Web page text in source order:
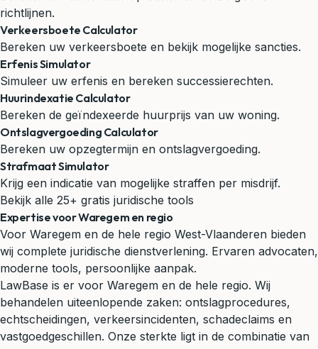
richtlijnen.
Verkeersboete Calculator
Bereken uw verkeersboete en bekijk mogelijke sancties.
Erfenis Simulator
Simuleer uw erfenis en bereken successierechten.
Huurindexatie Calculator
Bereken de geïndexeerde huurprijs van uw woning.
Ontslagvergoeding Calculator
Bereken uw opzegtermijn en ontslagvergoeding.
Strafmaat Simulator
Krijg een indicatie van mogelijke straffen per misdrijf.
Bekijk alle 25+ gratis juridische tools
Expertise voor Waregem en regio
Voor Waregem en de hele regio West-Vlaanderen bieden
wij complete juridische dienstverlening. Ervaren advocaten,
moderne tools, persoonlijke aanpak.
LawBase is er voor Waregem en de hele regio. Wij
behandelen uiteenlopende zaken: ontslagprocedures,
echtscheidingen, verkeersincidenten, schadeclaims en
vastgoedgeschillen. Onze sterkte ligt in de combinatie van